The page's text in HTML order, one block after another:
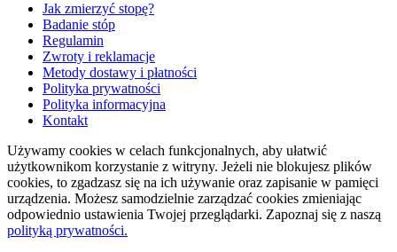
Jak zmierzyć stopę?
Badanie stóp
Regulamin
Zwroty i reklamacje
Metody dostawy i płatności
Polityka prywatności
Polityka informacyjna
Kontakt
Używamy cookies w celach funkcjonalnych, aby ułatwić
użytkownikom korzystanie z witryny. Jeżeli nie blokujesz plików
cookies, to zgadzasz się na ich używanie oraz zapisanie w pamięci
urządzenia. Możesz samodzielnie zarządzać cookies zmieniając
odpowiednio ustawienia Twojej przeglądarki. Zapoznaj się z naszą
polityką prywatności.